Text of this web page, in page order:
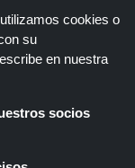
descuentos y
través de diferentes
cookies o
su
en nuestra
socios